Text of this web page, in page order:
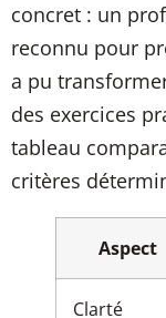
concret : un
reconnu pour
a pu
des exercices
tableau
critères
Aspect
Clarté